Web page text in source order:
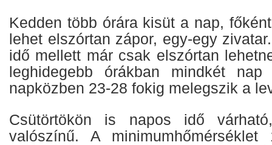
Kedden több órára kisüt a nap,
lehet elszórtan zápor, egy-egy
idő mellett már csak elszórtan
leghidegebb órákban mindkét
napközben 23-28 fokig melegszik a
Csütörtökön is napos idő
valószínű. A